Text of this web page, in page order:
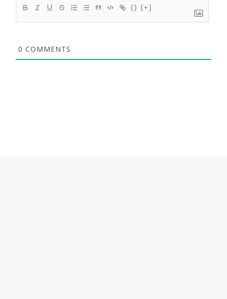
{} [+]
0 COMMENTS